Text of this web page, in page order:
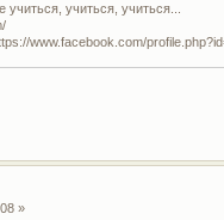
учиться, учиться...
www.facebook.com/
»